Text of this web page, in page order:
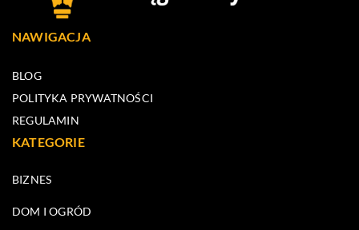
NAWIGACJA
BLOG
POLITYKA PRYWATNOŚCI
REGULAMIN
KATEGORIE
BIZNES
DOM I OGRÓD